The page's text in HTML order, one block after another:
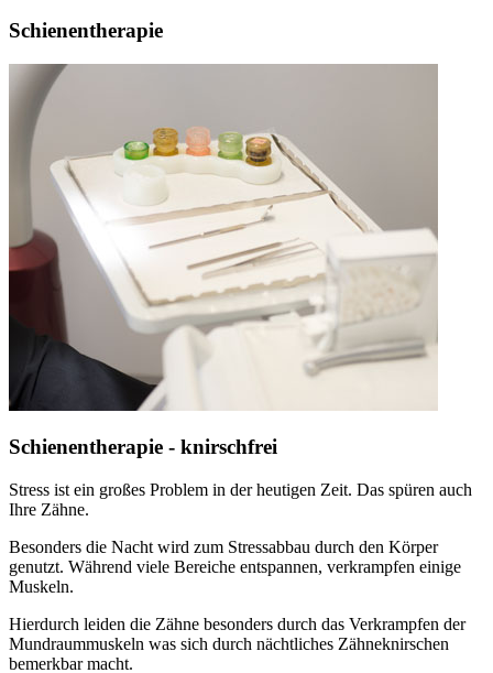
Schienentherapie
Schienentherapie - knirschfrei
Stress ist ein großes Problem in der heutigen Zeit. Das spüren auch
Ihre Zähne.
Besonders die Nacht wird zum Stressabbau durch den Körper
genutzt. Während viele Bereiche entspannen, verkrampfen einige
Muskeln.
Hierdurch leiden die Zähne besonders durch das Verkrampfen der
Mundraummuskeln was sich durch nächtliches Zähneknirschen
bemerkbar macht.